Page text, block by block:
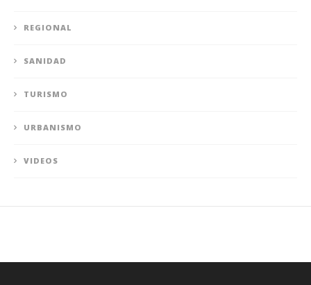
REGIONAL
SANIDAD
TURISMO
URBANISMO
VIDEOS